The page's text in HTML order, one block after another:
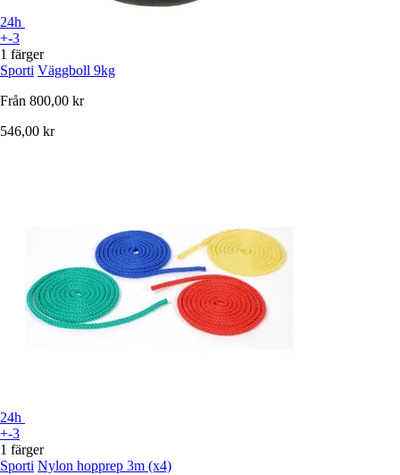
24h
+-3
1 färger
Sporti Väggboll 9kg
Från 800,00 kr
546,00 kr
24h
+-3
1 färger
Sporti Nylon hopprep 3m (x4)